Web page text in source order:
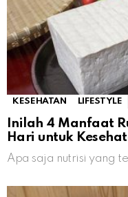
KESEHATAN LIFESTYLE
Inilah 4 Manfaat
Hari untuk
Apa saja nutrisi yang